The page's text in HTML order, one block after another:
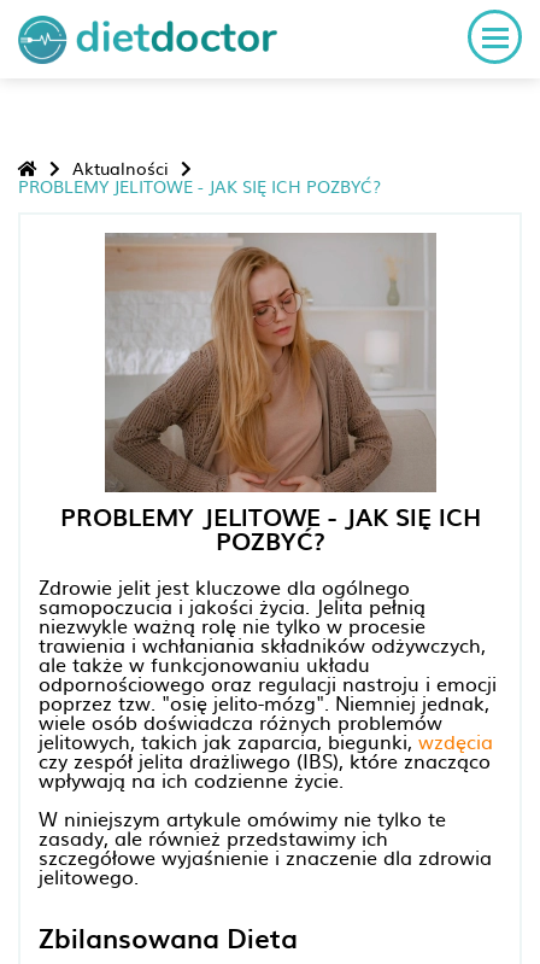
Aktualności
PROBLEMY JELITOWE - JAK SIĘ ICH POZBYĆ?
PROBLEMY JELITOWE - JAK SIĘ ICH
POZBYĆ?
Zdrowie jelit jest kluczowe dla ogólnego
samopoczucia i jakości życia. Jelita pełnią
niezwykle ważną rolę nie tylko w procesie
trawienia i wchłaniania składników odżywczych,
ale także w funkcjonowaniu układu
odpornościowego oraz regulacji nastroju i emocji
poprzez tzw. "osię jelito-mózg". Niemniej jednak,
wiele osób doświadcza różnych problemów
jelitowych, takich jak zaparcia, biegunki, wzdęcia
czy zespół jelita drażliwego (IBS), które znacząco
wpływają na ich codzienne życie.
W niniejszym artykule omówimy nie tylko te
zasady, ale również przedstawimy ich
szczegółowe wyjaśnienie i znaczenie dla zdrowia
jelitowego.
Zbilansowana Dieta